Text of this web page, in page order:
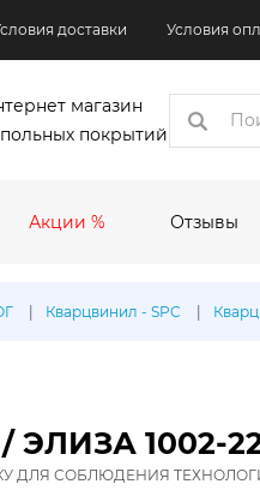
доставки Условия
магазин
покрытий
Синтерос
Ютекс
Акции % Отзывы
Кварцвинил - SPC
ЭЛИЗА 1002-
ДЛЯ СОБЛЮДЕНИЯ